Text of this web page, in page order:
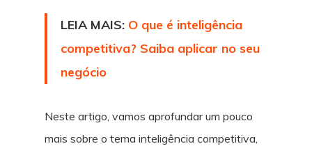
LEIA MAIS: O que é inteligência
competitiva? Saiba aplicar no seu
negócio
Neste artigo, vamos aprofundar um pouco
mais sobre o tema inteligência competitiva,